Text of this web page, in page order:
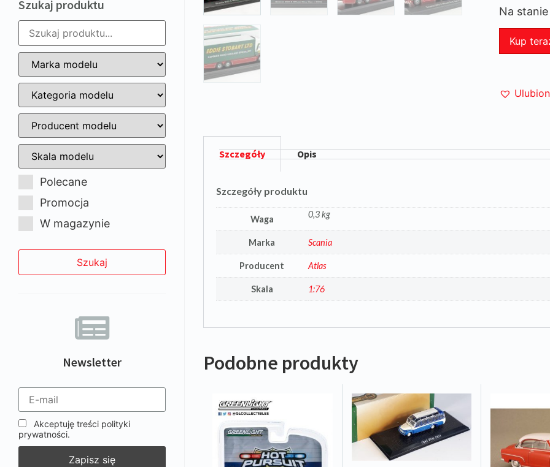
Szukaj produktu
Polecane
Promocja
W magazynie
Newsletter
Akceptuję treści polityki
prywatności.
Na stanie
Kup
Szczegóły Opis
Szczegóły produktu
Waga 0,3 kg
Marka Scania
Producent Atlas
Skala 1:76
Podobne produkty